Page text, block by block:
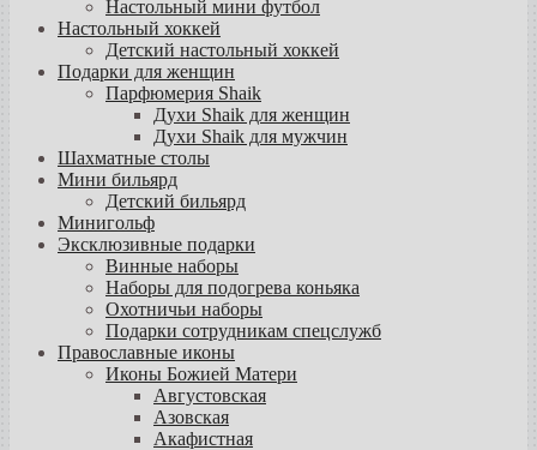
Настольный мини футбол
Настольный хоккей
Детский настольный хоккей
Подарки для женщин
Парфюмерия Shaik
Духи Shaik для женщин
Духи Shaik для мужчин
Шахматные столы
Мини бильярд
Детский бильярд
Минигольф
Эксклюзивные подарки
Винные наборы
Наборы для подогрева коньяка
Охотничьи наборы
Подарки сотрудникам спецслужб
Православные иконы
Иконы Божией Матери
Августовская
Азовская
Акафистная